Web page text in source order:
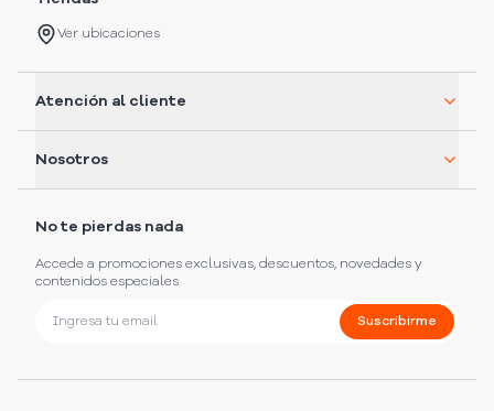
Ver ubicaciones
Atención al cliente
Nosotros
No te pierdas nada
Accede a promociones exclusivas, descuentos, novedades y
contenidos especiales
Suscribirme